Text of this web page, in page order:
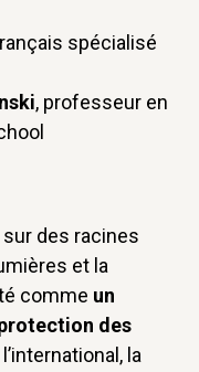
spécialisé
, professeur en
des racines
et la
comme un
des
la